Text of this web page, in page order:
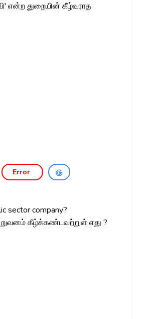
என்ற துறையின் கீழ்வராத
Error
sector company?
கீழ்க்கண்டவற்றுள் எது ?